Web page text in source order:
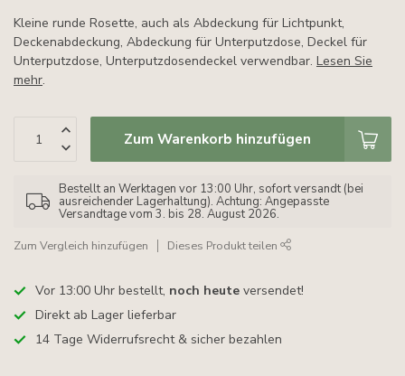
Kleine runde Rosette, auch als Abdeckung für Lichtpunkt,
Deckenabdeckung, Abdeckung für Unterputzdose, Deckel für
Unterputzdose, Unterputzdosendeckel verwendbar. Lesen Sie
mehr.
Zum Warenkorb hinzufügen
Bestellt an Werktagen vor 13:00 Uhr, sofort versandt (bei
ausreichender Lagerhaltung). Achtung: Angepasste
Versandtage vom 3. bis 28. August 2026.
Zum Vergleich hinzufügen Dieses Produkt teilen
Vor 13:00 Uhr bestellt, noch heute versendet!
Direkt ab Lager lieferbar
14 Tage Widerrufsrecht & sicher bezahlen